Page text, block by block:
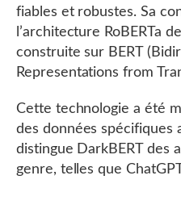
fiables et robustes. Sa
l’architecture RoBERTa
construite sur BERT
Representations from
Cette technologie a été
des données spécifiques
distingue DarkBERT des
genre, telles que